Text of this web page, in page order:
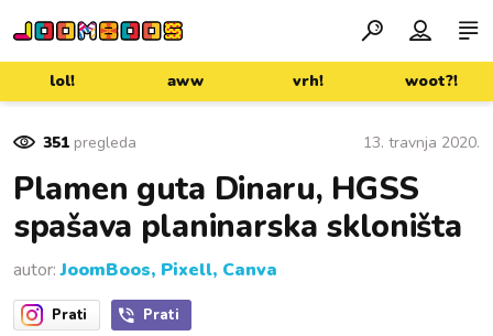
lol! aww vrh! woot?!
351 pregleda 13. travnja 2020.
Plamen guta Dinaru, HGSS
spašava planinarska skloništa
autor:JoomBoos, Pixell, Canva
Prati Prati